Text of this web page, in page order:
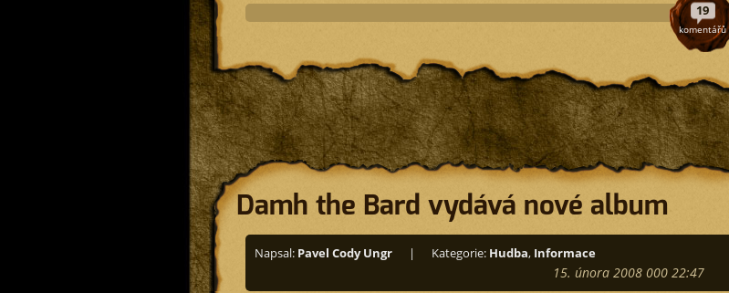
19
komentářů
Damh the Bard vydává nové album
Napsal: Pavel Cody Ungr | Kategorie: Hudba, Informace
15. února 2008 000 22:47